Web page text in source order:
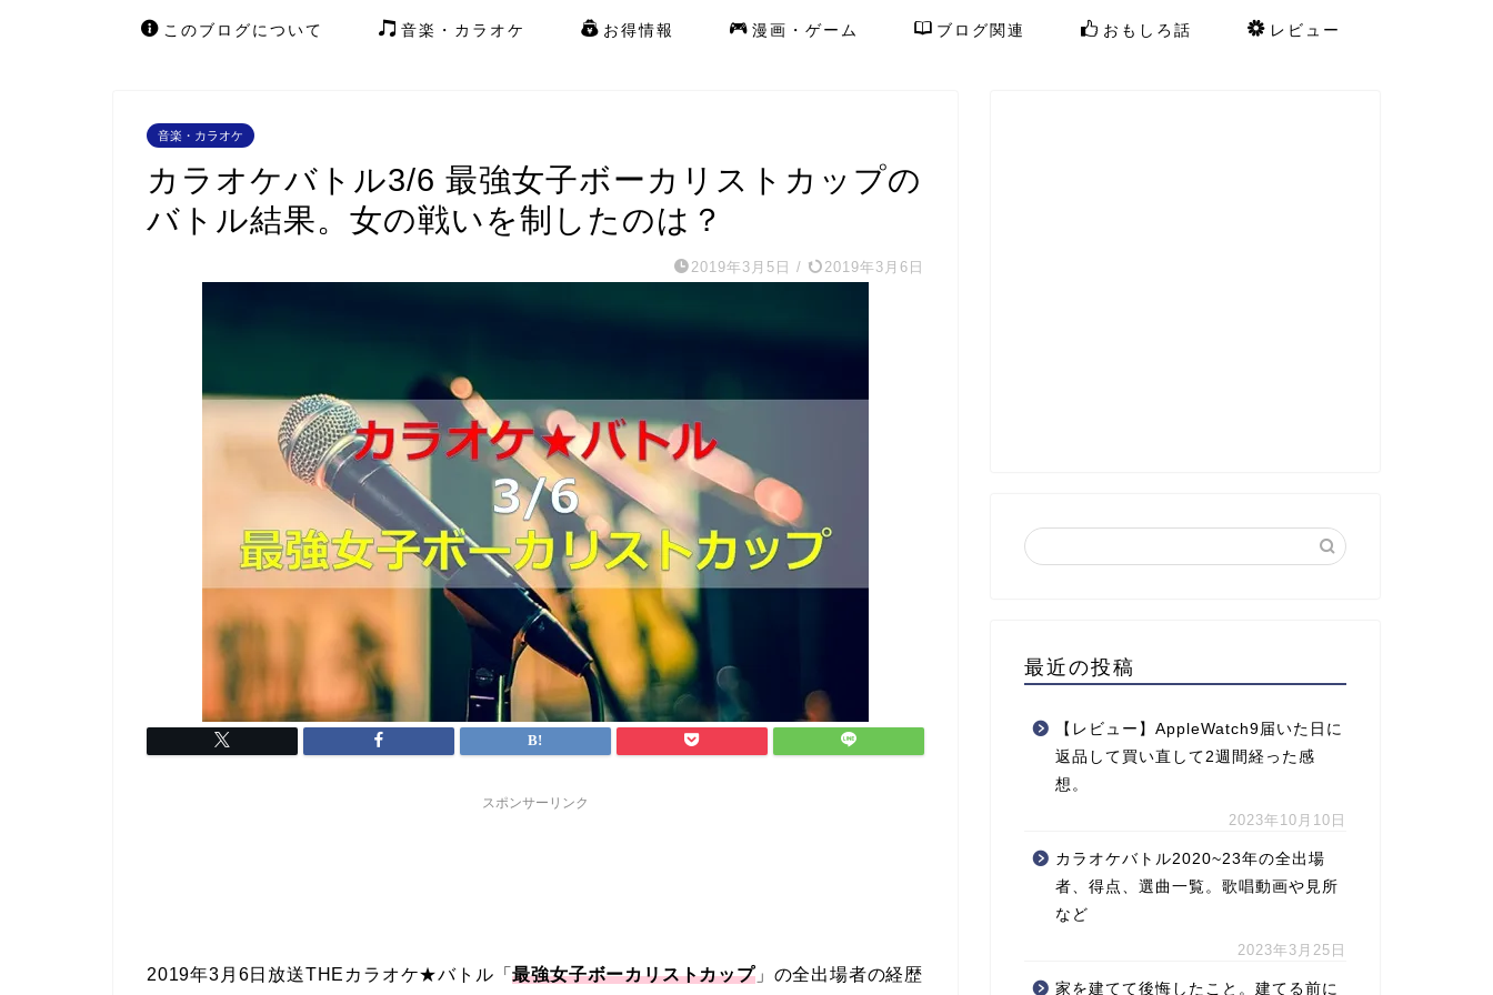
このブログについて 音楽・カラオケ お得情報 漫画・ゲーム ブログ関連 おもしろ話 レビュー
音楽・カラオケ
カラオケバトル3/6 最強女子ボーカリストカップの
バトル結果。女の戦いを制したのは？
2019年3月5日 / 2019年3月6日
スポンサーリンク
2019年3月6日放送THEカラオケ★バトル「最強女子ボーカリストカップ」の全出場者の経歴
最近の投稿
【レビュー】AppleWatch9届いた日に
返品して買い直して2週間経った感
想。
2023年10月10日
カラオケバトル2020~23年の全出場
者、得点、選曲一覧。歌唱動画や見所
など
2023年3月25日
家を建てて後悔したこと。建てる前に